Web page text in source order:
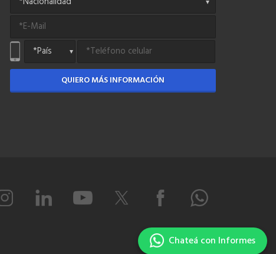
QUIERO MÁS INFORMACIÓN
Chateá con Informes